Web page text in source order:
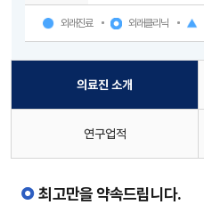
외래진료 외래클리닉
의료진 소개
연구업적
최고만을 약속드립니다.